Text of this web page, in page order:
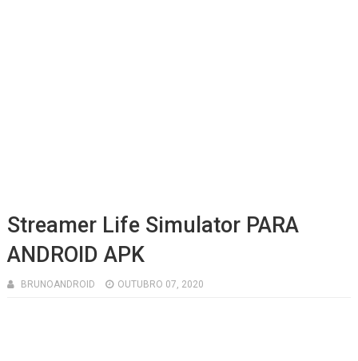
Streamer Life Simulator PARA
ANDROID APK
BRUNOANDROID OUTUBRO 07, 2020